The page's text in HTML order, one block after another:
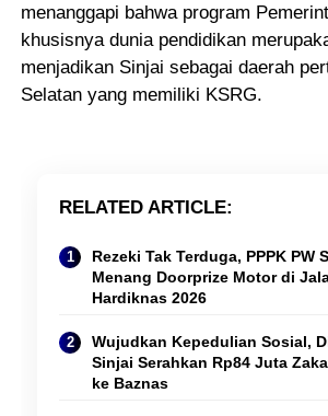
menanggapi bahwa program
khusisnya dunia pendidikan
menjadikan Sinjai sebagai daerah
Selatan yang memiliki KSRG.
RELATED ARTICLE
Rezeki Tak Terduga, PPPK PW
Menang Doorprize Motor di
Hardiknas 2026
Wujudkan Kepedulian Sosial,
Sinjai Serahkan Rp84 Juta
ke Baznas